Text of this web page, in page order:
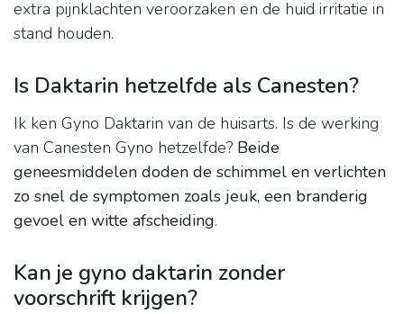
extra pijnklachten veroorzaken en de huid irritatie in
stand houden.
Is Daktarin hetzelfde als Canesten?
Ik ken Gyno Daktarin van de huisarts. Is de werking
van Canesten Gyno hetzelfde? Beide
geneesmiddelen doden de schimmel en verlichten
zo snel de symptomen zoals jeuk, een branderig
gevoel en witte afscheiding.
Kan je gyno daktarin zonder
voorschrift krijgen?